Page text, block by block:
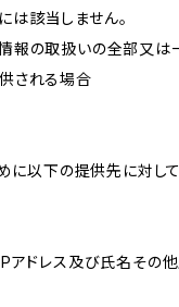
は該当しません。
報の取扱いの全部又
される場合
以下の提供先に対し
アドレス及び氏名その